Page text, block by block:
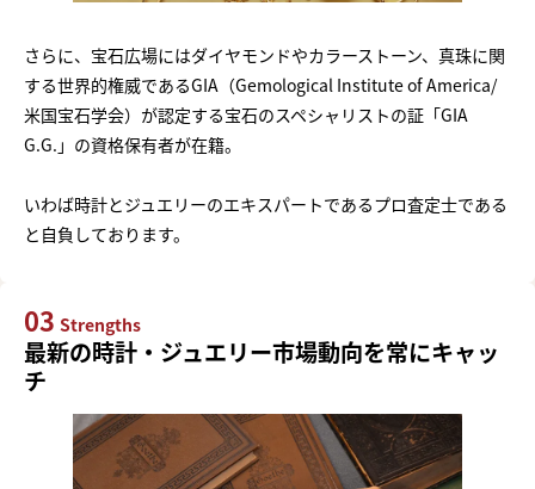
さらに、宝石広場にはダイヤモンドやカラーストーン、真珠に関
する世界的権威であるGIA（Gemological Institute of America/
米国宝石学会）が認定する宝石のスペシャリストの証「GIA
G.G.」の資格保有者が在籍。
いわば時計とジュエリーのエキスパートであるプロ査定士である
と自負しております。
03 Strengths
最新の時計・ジュエリー市場動向を常にキャッ
チ